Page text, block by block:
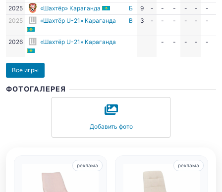
2025 «Шахтёр» Караганда Б 9 - - - - - -
2025
«Шахтёр U-21» Караганда В 3 - - - - - -
2026 «Шахтёр U-21» Караганда - - - - -
Все игры
ФОТОГАЛЕРЕЯ
Добавить фото
реклама реклама